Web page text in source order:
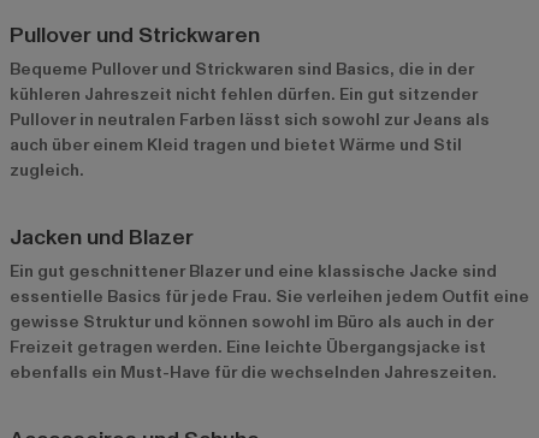
Pullover und Strickwaren
Bequeme Pullover und Strickwaren sind Basics, die in der
kühleren Jahreszeit nicht fehlen dürfen. Ein gut sitzender
Pullover in neutralen Farben lässt sich sowohl zur Jeans als
auch über einem Kleid tragen und bietet Wärme und Stil
zugleich.
Jacken und Blazer
Ein gut geschnittener Blazer und eine klassische Jacke sind
essentielle Basics für jede Frau. Sie verleihen jedem Outfit eine
gewisse Struktur und können sowohl im Büro als auch in der
Freizeit getragen werden. Eine leichte Übergangsjacke ist
ebenfalls ein Must-Have für die wechselnden Jahreszeiten.